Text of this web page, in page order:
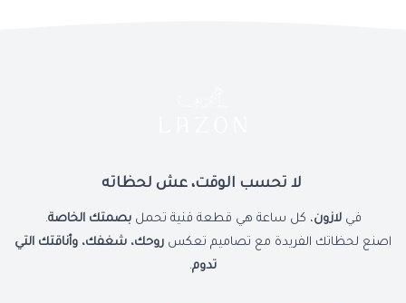
لا تحسب الوقت، عش لحظاته
فيلازون، كل ساعة هي قطعة فنية تحملبصمتك الخاصة.
اصنع لحظاتك الفريدة مع تصاميم تعكس روحك، شغفك، وأناقتك التي
تدوم.